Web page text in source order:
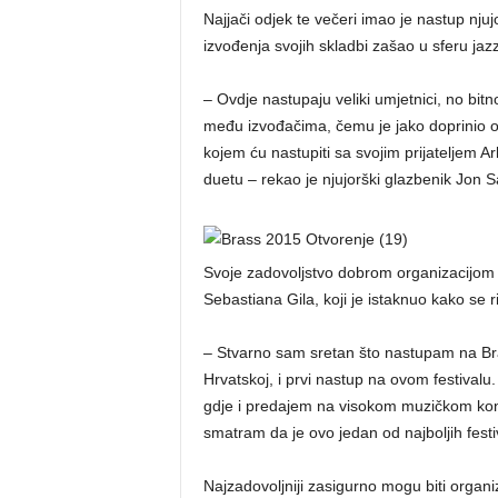
Najjači odjek te večeri imao je nastup
izvođenja svojih skladbi zašao u sferu
– Ovdje nastupaju veliki umjetnici, no
među izvođačima, čemu je jako doprinio
kojem ću nastupiti sa svojim prijateljem
duetu – rekao je njujorški glazbenik Jon
Svoje zadovoljstvo dobrom
Sebastiana Gila, koji je istaknuo kako se
– Stvarno sam sretan što nastupam na
Hrvatskoj, i prvi nastup na ovom
gdje i predajem na visokom muzičkom
smatram da je ovo jedan od najboljih
Najzadovoljniji zasigurno mogu biti